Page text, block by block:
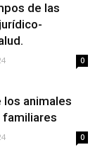
de las
0
animales
familiares
0